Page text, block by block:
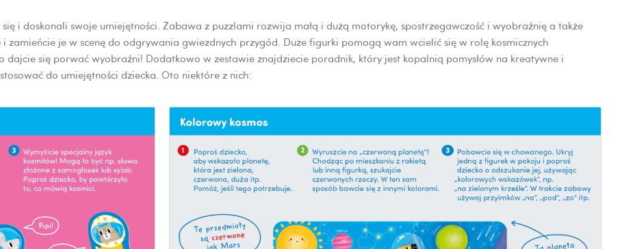
i doskonali swoje umiejętności. Zabawa z puzzlami rozwija małą i dużą motorykę, spostrzegawczość i wyobraźnię a także
zamieńcie je w scenę do odgrywania gwiezdnych przygód. Duże figurki pomogą wam wcielić się w rolę kosmicznych
się porwać wyobraźni! Dodatkowo w zestawie znajdziecie poradnik, który jest kopalnią pomysłów na kreatywne i
do umiejętności dziecka. Oto niektóre z nich: